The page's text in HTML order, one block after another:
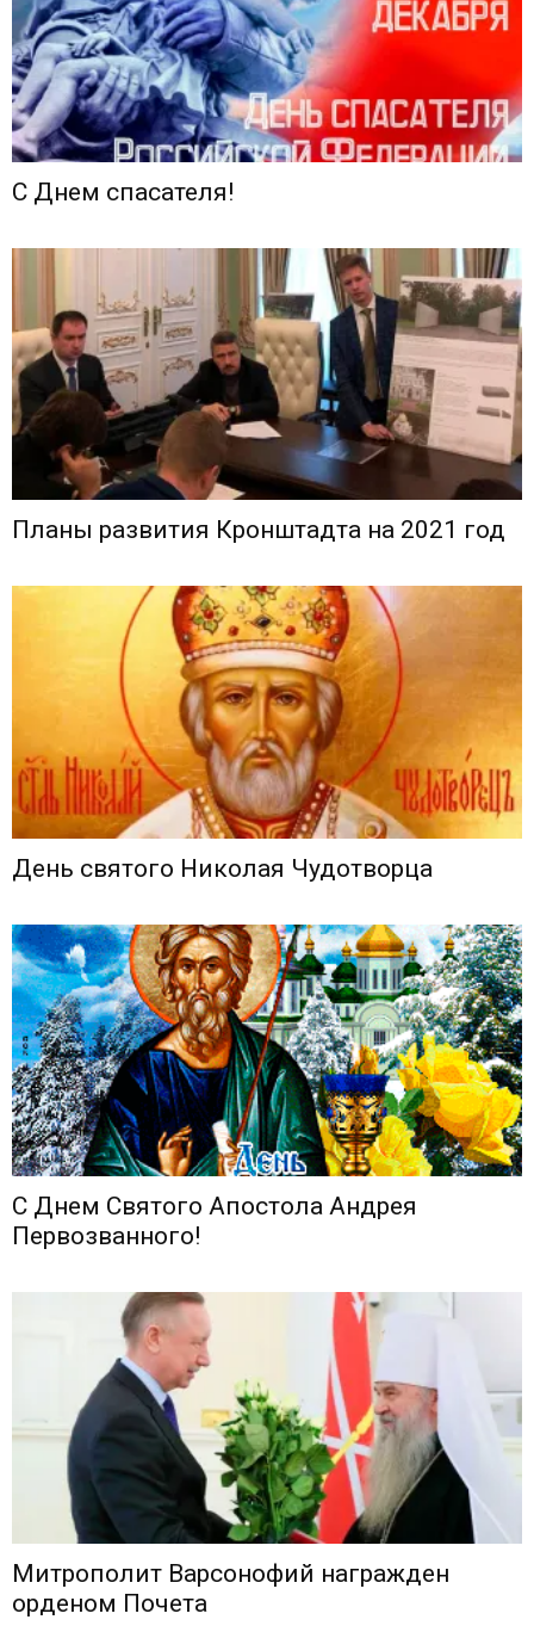
С Днем спасателя!
Планы развития Кронштадта на 2021 год
День святого Николая Чудотворца
С Днем Святого Апостола Андрея
Первозванного!
Митрополит Варсонофий награжден
орденом Почета